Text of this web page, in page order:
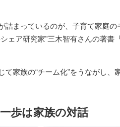
詰まっているのが、子育て家庭の
ェア研究家”三木智有さんの著書
て家族の“チーム化”をうながし、
歩は家族の対話